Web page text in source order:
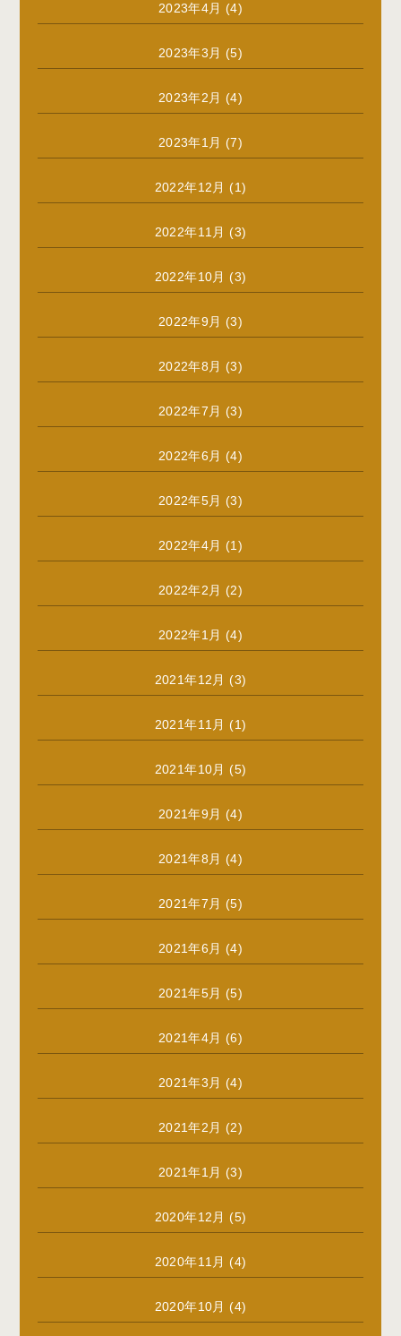
2023年4月 (4)
2023年3月 (5)
2023年2月 (4)
2023年1月 (7)
2022年12月 (1)
2022年11月 (3)
2022年10月 (3)
2022年9月 (3)
2022年8月 (3)
2022年7月 (3)
2022年6月 (4)
2022年5月 (3)
2022年4月 (1)
2022年2月 (2)
2022年1月 (4)
2021年12月 (3)
2021年11月 (1)
2021年10月 (5)
2021年9月 (4)
2021年8月 (4)
2021年7月 (5)
2021年6月 (4)
2021年5月 (5)
2021年4月 (6)
2021年3月 (4)
2021年2月 (2)
2021年1月 (3)
2020年12月 (5)
2020年11月 (4)
2020年10月 (4)